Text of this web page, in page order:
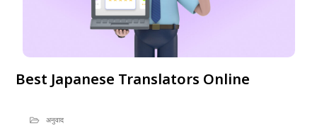
Best Japanese Translators Online
अनुवाद